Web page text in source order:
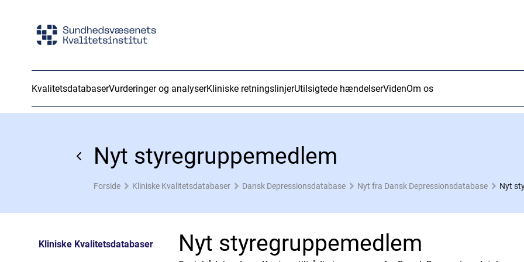
KvalitetsdatabaserVurderinger og analyserKliniske retningslinjerUtilsigtede hændelserVidenOm os
Nyt styregruppemedlem
Forside Kliniske Kvalitetsdatabaser Dansk Depressionsdatabase Nyt fra Dansk Depressionsdatabase Nyt
Kliniske Kvalitetsdatabaser Nyt styregruppemedlem